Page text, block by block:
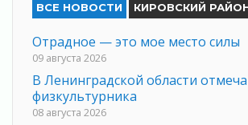
ВСЕ НОВОСТИ КИРОВСКИЙ
Отрадное — это мое место силы
09 августа 2026
В Ленинградской области
физкультурника
08 августа 2026